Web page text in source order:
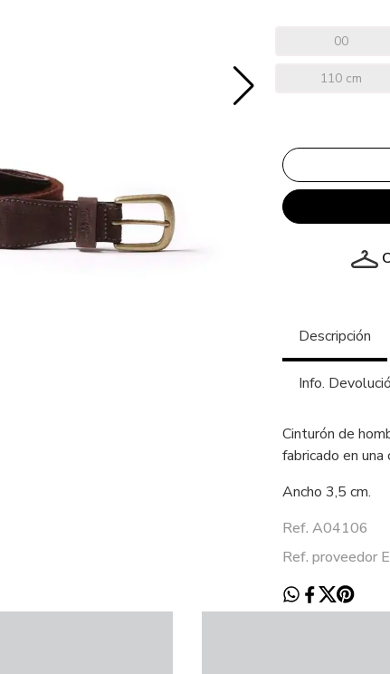
00
110 cm
Descripción
Info.
Cinturón de
fabricado en
Ancho 3,5 cm.
Ref. A04106
Ref. proveedor